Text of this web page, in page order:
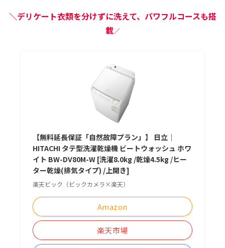
＼デリケート衣類を分けずに洗えて、パワフルコースも搭
載／
【無料延長保証「自然故障プラン」】 日立｜
HITACHI タテ型洗濯乾燥機 ビートウォッシュ ホワ
イト BW-DV80M-W [洗濯8.0kg /乾燥4.5kg /ヒー
ター乾燥(排気タイプ) /上開き]
楽天ビック（ビックカメラ×楽天）
Amazon
楽天市場